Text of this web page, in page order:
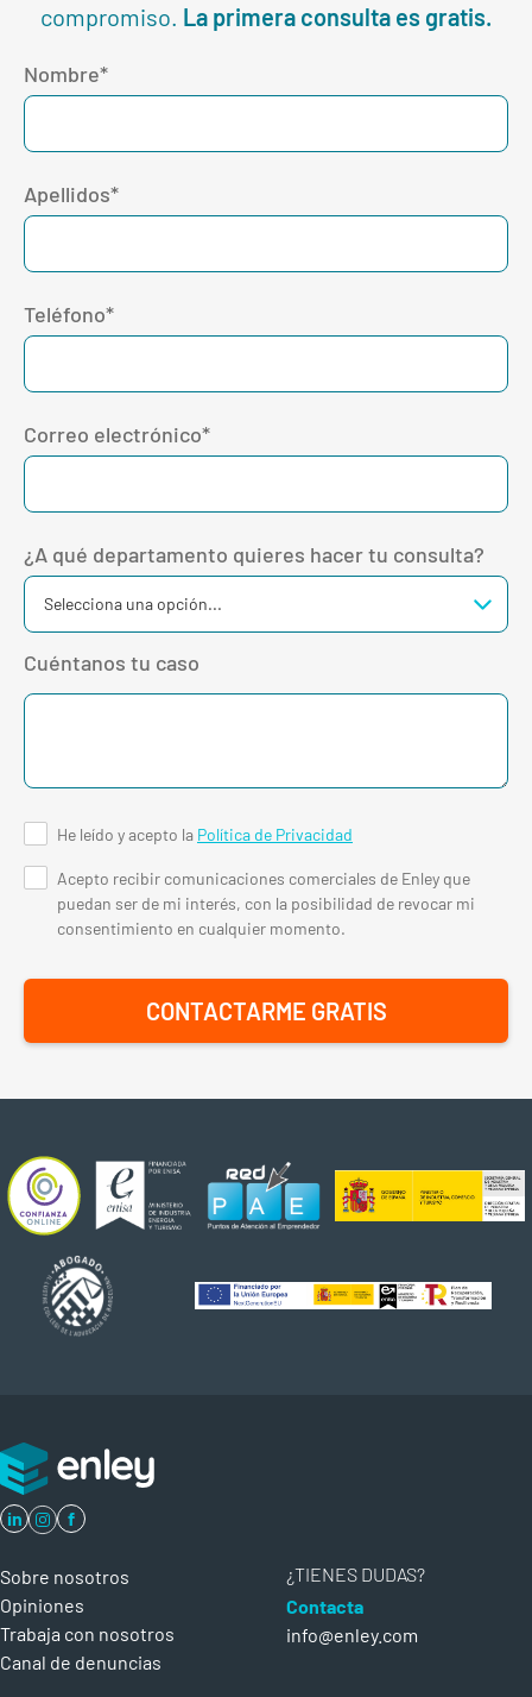
compromiso. La primera consulta es gratis.
Nombre*
Apellidos*
Teléfono*
Correo electrónico*
¿A qué departamento quieres hacer tu consulta?
Cuéntanos tu caso
He leído y acepto la Política de Privacidad
Acepto recibir comunicaciones comerciales de Enley que
puedan ser de mi interés, con la posibilidad de revocar mi
consentimiento en cualquier momento.
in f
Sobre nosotros
Opiniones
Trabaja con nosotros
Canal de denuncias
¿TIENES DUDAS?
Contacta
info@enley.com